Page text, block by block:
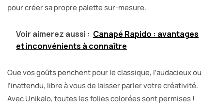
pour créer sa propre palette sur-mesure.
Voir aimerez aussi : Canapé Rapido : avantages
et inconvénients à connaître
Que vos goûts penchent pour le classique, l’audacieux ou
l’inattendu, libre à vous de laisser parler votre créativité.
Avec Unikalo, toutes les folies colorées sont permises !